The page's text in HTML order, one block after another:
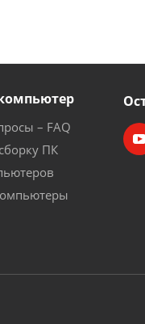
– FAQ
ПК